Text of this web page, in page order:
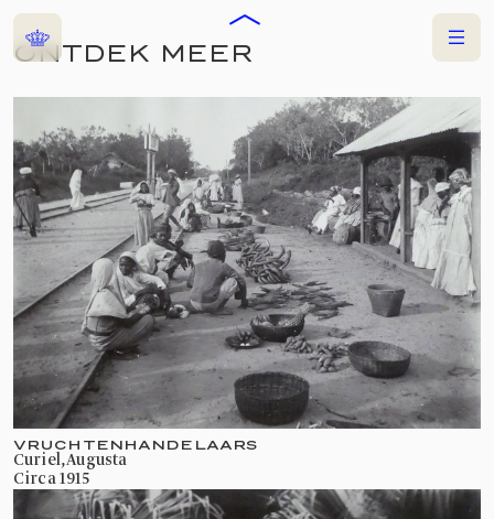
Home Menu
ONTDEK MEER
VRUCHTENHANDELAARS
Curiel, Augusta
circa 1915